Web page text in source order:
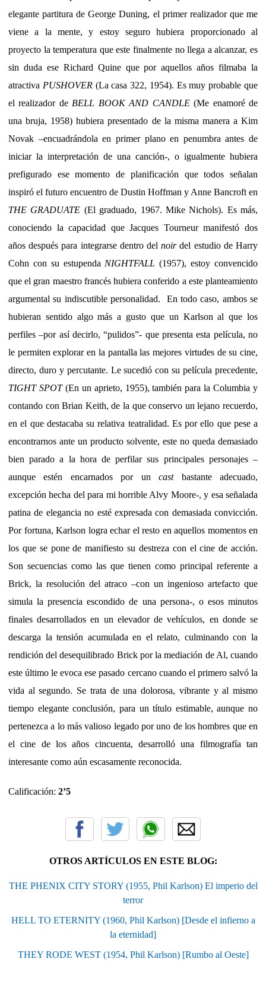
elegante partitura de George Duning, el primer realizador que me
viene a la mente, y estoy seguro hubiera proporcionado al
proyecto la temperatura que este finalmente no llega a alcanzar, es
sin duda ese Richard Quine que por aquellos años filmaba la
atractiva PUSHOVER(La casa 322, 1954). Es muy probable que
el realizador de BELL BOOK AND CANDLE(Me enamoré de
una bruja, 1958) hubiera presentado de la misma manera a Kim
Novak –encuadrándola en primer plano en penumbra antes de
iniciar la interpretación de una canción-, o igualmente hubiera
prefigurado ese momento de planificación que todos señalan
inspiró el futuro encuentro de Dustin Hoffman y Anne Bancroft en
THE GRADUATE (El graduado, 1967. Mike Nichols). Es más,
conociendo la capacidad que Jacques Tourneur manifestó dos
años después para integrarse dentro delnoirdel estudio de Harry
Cohn con su estupenda NIGHTFALL (1957), estoy convencido
que el gran maestro francés hubiera conferido a este planteamiento
argumental su indiscutible personalidad. En todo caso, ambos se
hubieran sentido algo más a gusto que un Karlson al que los
perfiles –por así decirlo, “pulidos”- que presenta esta película, no
le permiten explorar en la pantalla las mejores virtudes de su cine,
directo, duro y percutante. Le sucedió con su película precedente,
TIGHT SPOT(En un aprieto, 1955), también para la Columbia y
contando con Brian Keith, de la que conservo un lejano recuerdo,
en el que destacaba su relativa teatralidad. Es por ello que pese a
encontrarnos ante un producto solvente, este no queda demasiado
bien parado a la hora de perfilar sus principales personajes –
aunque estén encarnados por uncastbastante adecuado,
excepción hecha del para mi horrible Alvy Moore-, y esa señalada
patina de elegancia no esté expresada con demasiada convicción.
Por fortuna, Karlson logra echar el resto en aquellos momentos en
los que se pone de manifiesto su destreza con el cine de acción.
Son secuencias como las que tienen como principal referente a
Brick, la resolución del atraco –con un ingenioso artefacto que
simula la presencia escondido de una persona-, o esos minutos
finales desarrollados en un elevador de vehículos, en donde se
descarga la tensión acumulada en el relato, culminando con la
rendición del desequilibrado Brick por la mediación de Al, cuando
este último le evoca ese pasado cercano cuando el primero salvó la
vida al segundo. Se trata de una dolorosa, vibrante y al mismo
tiempo elegante conclusión, para un título estimable, aunque no
pertenezca a lo más valioso legado por uno de los hombres que en
el cine de los años cincuenta, desarrolló una filmografía tan
interesante como aún escasamente reconocida.
Calificación: 2’5
OTROS ARTÍCULOS EN ESTE BLOG:
THE PHENIX CITY STORY (1955, Phil Karlson) El imperio del
terror
HELL TO ETERNITY (1960, Phil Karlson) [Desde el infierno a
la eternidad]
THEY RODE WEST (1954, Phil Karlson) [Rumbo al Oeste]